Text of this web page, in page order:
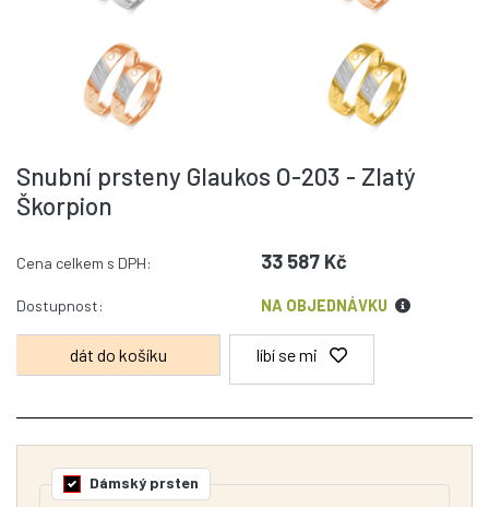
Snubní prsteny Glaukos O-203 - Zlatý
Škorpion
Cena celkem s DPH: 33 587 Kč
Dostupnost: NA OBJEDNÁVKU
líbí se mi
Dámský prsten